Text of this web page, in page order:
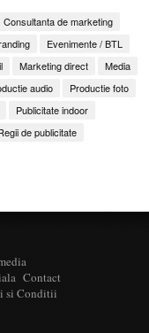
Consultanta de marketing
Evenimente / BTL
Marketing direct
Media
audio
Productie foto
Publicitate indoor
de publicitate
Contact
si Conditii